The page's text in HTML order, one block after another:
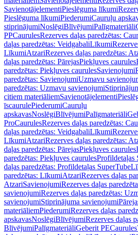
SavienotājelementiPieslēguma līkumi
Pieslēguma līkumiPiederumiCauruļu
stiprinājumiNoslēgiBlīvējumiPalīgmateriāli
PPCaurulesRezerves daļas paredzētas:
daļas paredzētas: VeidgabaliLīkumi
LīkumiAtzariRezerves daļas paredzētas:
daļas paredzētas: PārejasPiekļuves caurules
paredzētas: Piekļuves caurulesSavienojumi
paredzētas: SavienojumiUzmavu
paredzētas: Uzmavu savienojumi
citiem materiāliemSavienotājelementi
īscaurulePiederumiCauruļu
apskavasNoslēgiBlīvējumiPalīgmateriāli
ProCaurulesRezerves daļas paredzētas:
daļas paredzētas: VeidgabaliLīkumi
LīkumiAtzariRezerves daļas paredzētas:
daļas paredzētas: PārejasPiekļuves caurules
paredzētas: Piekļuves caurulesProfildetaļas
daļas paredzētas: Profildetaļas SuperTube
paredzētas: LīkumiAtzariRezerves daļas
AtzariSavienojumiRezerves daļas
savienojumiRezerves daļas paredzētas:
savienojumiStiprinājuma savienojumi
materiāliemPiederumiRezerves daļas
apskavasNoslēgiBlīvējumiRezerves daļas
BlīvējumiPalīgmateriāliGeberit PECaurules